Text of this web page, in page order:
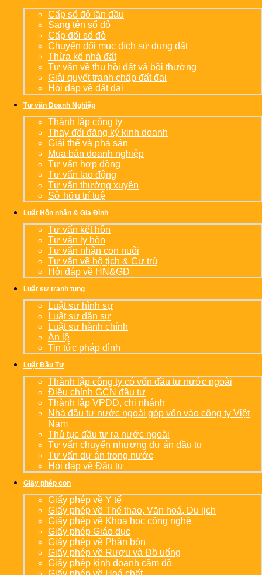
Cấp sổ đỏ lần đầu
Sang tên sổ đỏ
Cấp đổi sổ đỏ
Chuyển đổi mục đích sử dụng đất
Thừa kế nhà đất
Tư vấn về thu hồi đất và bồi thường
Giải quyết tranh chấp đất đai
Hỏi đáp về đất đai
Tư vấn Doanh Nghiệp
Thành lập công ty
Thay đổi đăng ký kinh doanh
Giải thể và phá sản
Mua bán doanh nghiệp
Tư vấn hợp đồng
Tư vấn lao động
Tư vấn thường xuyên
Sở hữu trí tuệ
Luật Hôn nhân & Gia Đình
Tư vấn kết hôn
Tư vấn ly hôn
Tư vấn nhận con nuôi
Tư vấn về hộ tịch & Cư trú
Hỏi đáp về HN&GĐ
Luật sư tranh tụng
Luật sư hình sự
Luật sư dân sự
Luật sư hành chính
Án lệ
Tin tức pháp đình
Luật Đầu Tư
Thành lập công ty có vốn đầu tư nước ngoài
Điều chỉnh GCN đầu tư
Thành lập VPDD, chi nhánh
Nhà đầu tư nước ngoài góp vốn vào công ty Việt
Nam
Thủ tục đầu tư ra nước ngoài
Tư vấn chuyển nhượng dự án đầu tư
Tư vấn dự án trong nước
Hỏi đáp về Đầu tư
Giấy phép con
Giấy phép về Y tế
Giấy phép về Thể thao, Văn hoá, Du lịch
Giấy phép về Khoa học công nghệ
Giấy phép Giáo dục
Giấy phép về Phân bón
Giấy phép về Rượu và Đồ uống
Giấy phép kinh doanh cầm đồ